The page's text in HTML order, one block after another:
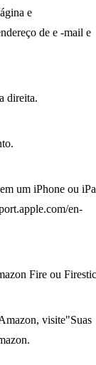
e
de e -mail e
direita.
um iPhone ou
en-
Fire ou
visite"Suas